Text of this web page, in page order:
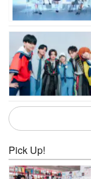
Pick Up!